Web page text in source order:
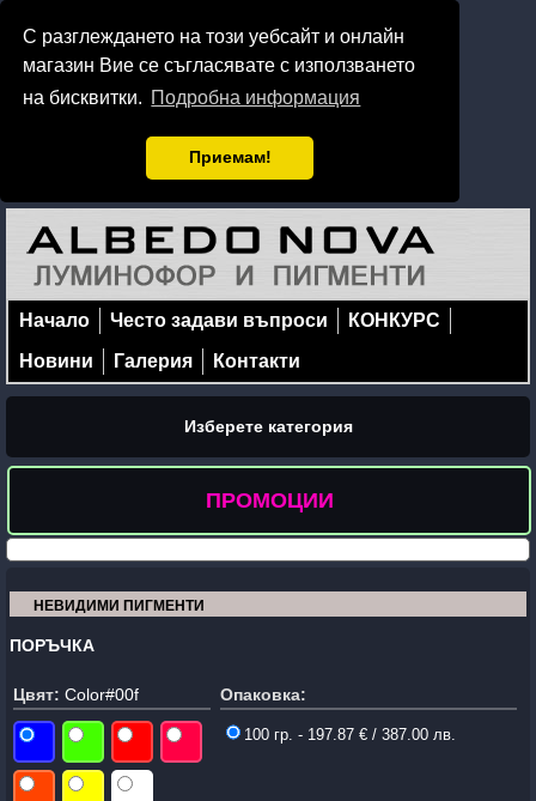
С разглеждането на този уебсайт и онлайн
магазин Вие се съгласявате с използването
на бисквитки. Подробна информация
Приемам!
Начало Често задави въпроси
КОНКУРС
Новини
Галерия Контакти
Изберете категория
ПРОМОЦИИ
НЕВИДИМИ ПИГМЕНТИ
ПОРЪЧКА
Цвят: Color#00f Опаковка:
100 гр. - 197.87 € / 387.00 лв.